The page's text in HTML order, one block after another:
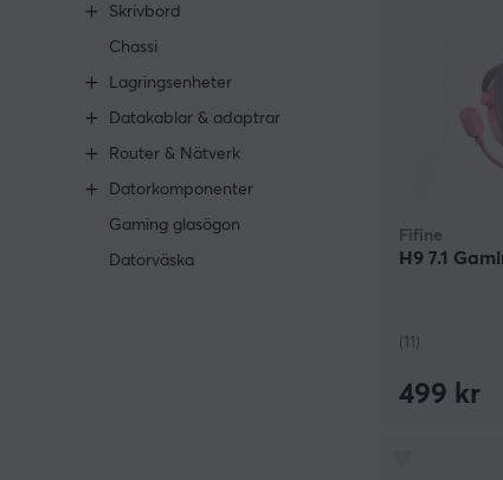
Skrivbord
Chassi
Lagringsenheter
Datakablar & adaptrar
Router & Nätverk
Datorkomponenter
Gaming glasögon
Datorväska
Fifine
H9 7.1
(11)
499 kr